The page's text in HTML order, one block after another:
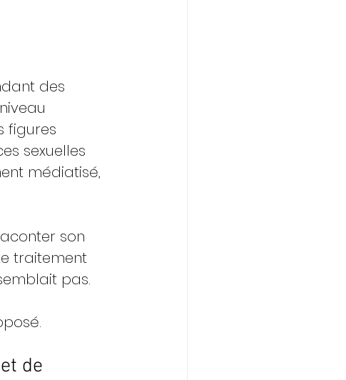
des
figures
sexuelles
médiatisé,
son
traitement
pas.
de